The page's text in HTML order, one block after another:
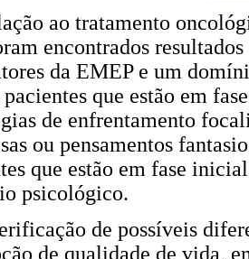
ao tratamento
encontrados
da EMEP e um
pacientes que estão em
de enfrentamento
ou pensamentos
que estão em fase
psicológico.
de possíveis
de qualidade de vida,